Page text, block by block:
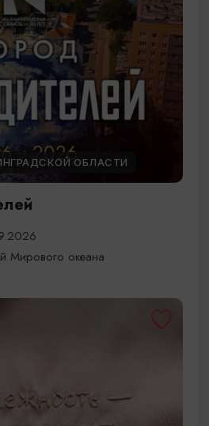
ОБЛАСТИ
Мирового океана